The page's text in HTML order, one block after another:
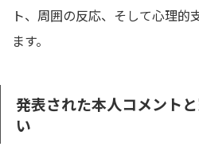
ト、周囲の反応、そして心理的
ます。
発表された本人コメント
い